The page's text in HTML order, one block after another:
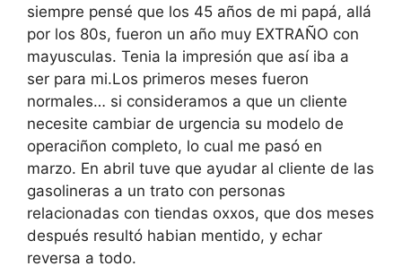
siempre pensé que los 45 años de mi papá, allá
por los 80s, fueron un año muy EXTRAÑO con
mayusculas. Tenia la impresión que así iba a
ser para mi.Los primeros meses fueron
normales… si consideramos a que un cliente
necesite cambiar de urgencia su modelo de
operaciñon completo, lo cual me pasó en
marzo. En abril tuve que ayudar al cliente de las
gasolineras a un trato con personas
relacionadas con tiendas oxxos, que dos meses
después resultó habian mentido, y echar
reversa a todo.